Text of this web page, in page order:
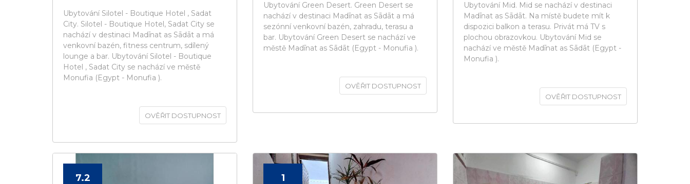
Ubytování Silotel - Boutique Hotel , Sadat
City. Silotel - Boutique Hotel, Sadat City se
nachází v destinaci Madīnat as Sādāt a má
venkovní bazén, fitness centrum, sdílený
lounge a bar. Ubytování Silotel - Boutique
Hotel , Sadat City se nachází ve městě
Monufia (Egypt - Monufia ).
OVĚŘIT DOSTUPNOST
Ubytování Green Desert. Green Desert se
nachází v destinaci Madīnat as Sādāt a má
sezónní venkovní bazén, zahradu, terasu a
bar. Ubytování Green Desert se nachází ve
městě Madīnat as Sādāt (Egypt - Monufia ).
OVĚŘIT DOSTUPNOST
Ubytování Mid. Mid se nachází v destinaci
Madīnat as Sādāt. Na místě budete mít k
dispozici balkon a terasu. Privát má TV s
plochou obrazovkou. Ubytování Mid se
nachází ve městě Madīnat as Sādāt (Egypt -
Monufia ).
OVĚŘIT DOSTUPNOST
7.2 1